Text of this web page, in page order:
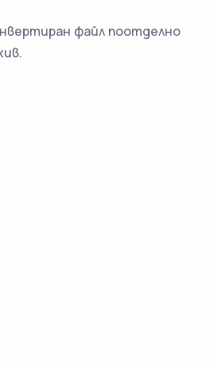
файл поотделно